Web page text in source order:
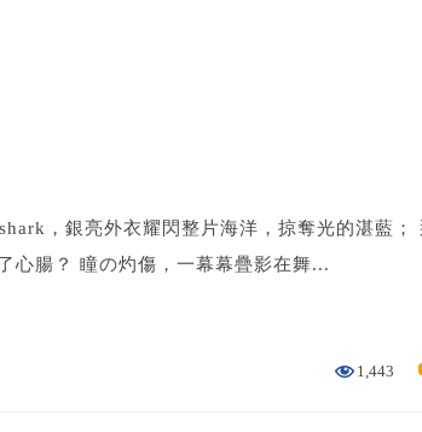
，銀亮外衣耀閃整片海洋，掠奪光的湛藍；
心腸？ 瞳の灼傷，一幕幕疊影在舞...
1,443